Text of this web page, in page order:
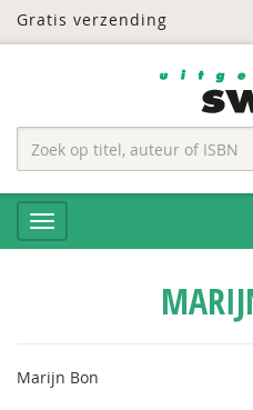
Gratis verzending
Marijn Bon